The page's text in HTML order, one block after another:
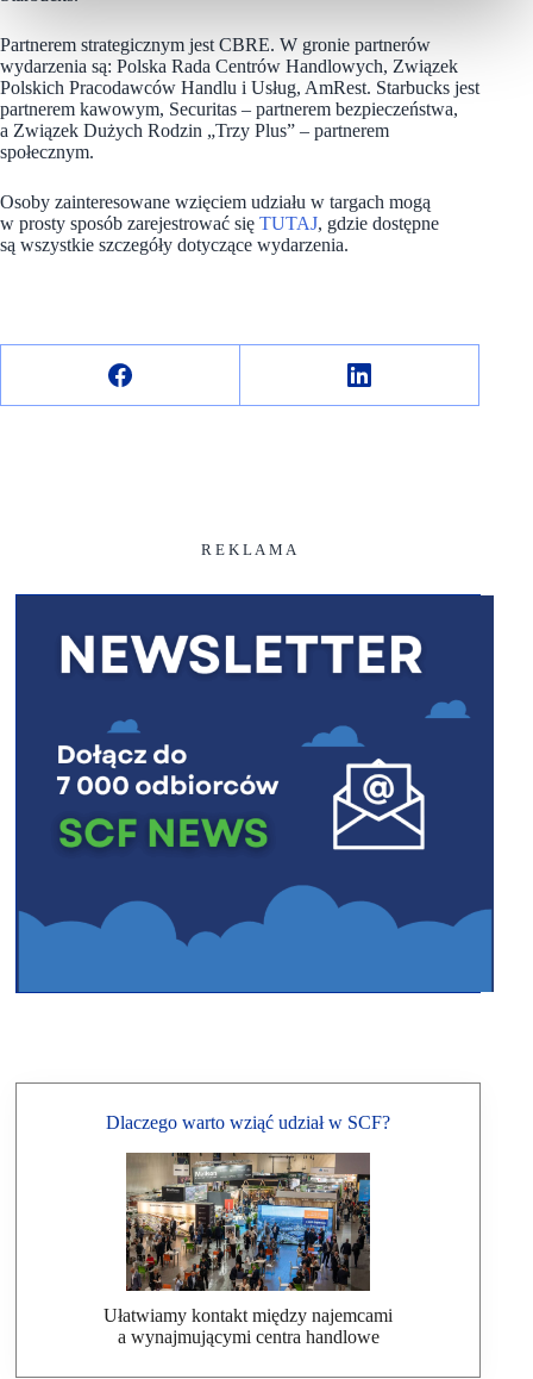
Partnerem strategicznym jest CBRE. W gronie partnerów
wydarzenia są: Polska Rada Centrów Handlowych, Związek
Polskich Pracodawców Handlu i Usług, AmRest. Starbucks jest
partnerem kawowym, Securitas – partnerem bezpieczeństwa,
a Związek Dużych Rodzin „Trzy Plus” – partnerem
społecznym.
Osoby zainteresowane wzięciem udziału w targach mogą
w prosty sposób zarejestrować się TUTAJ, gdzie dostępne
są wszystkie szczegóły dotyczące wydarzenia.
R E K L A M A
Dlaczego warto wziąć udział w SCF?
Ułatwiamy kontakt między najemcami
a wynajmującymi centra handlowe